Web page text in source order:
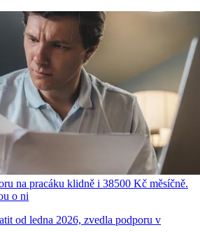
na pracáku klidně i 38500 Kč měsíčně.
o ni
od ledna 2026, zvedla podporu v